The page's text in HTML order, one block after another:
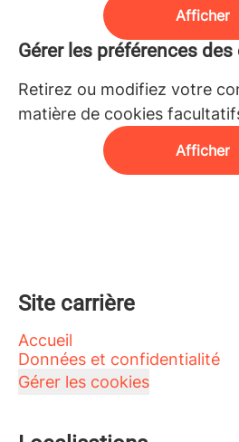
Afficher
Gérer les préférences
Retirez ou modifiez votre
matière de cookies
Afficher
Site carrière
Accueil
Données et confidentialité
Gérer les cookies